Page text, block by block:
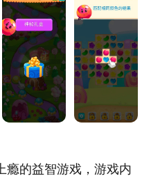
瘾的益智游戏，游戏内